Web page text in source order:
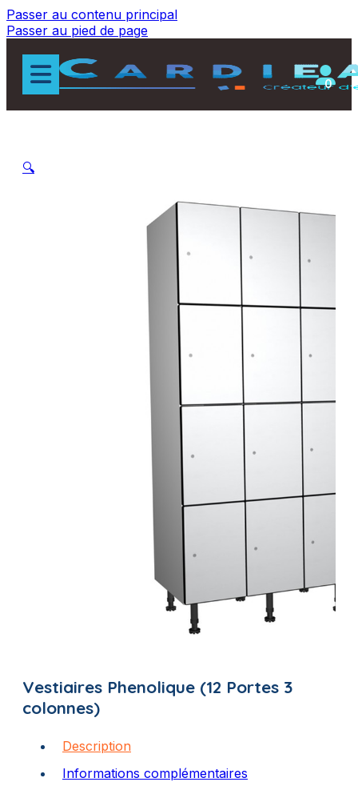
Passer au contenu principal
Passer au pied de page
0
🔍
Vestiaires Phenolique (12 Portes 3
colonnes)
Description
Informations complémentaires